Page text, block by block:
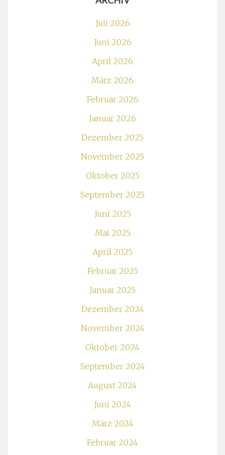
Juli 2026
Juni 2026
April 2026
März 2026
Februar 2026
Januar 2026
Dezember 2025
November 2025
Oktober 2025
September 2025
Juni 2025
Mai 2025
April 2025
Februar 2025
Januar 2025
Dezember 2024
November 2024
Oktober 2024
September 2024
August 2024
Juni 2024
März 2024
Februar 2024